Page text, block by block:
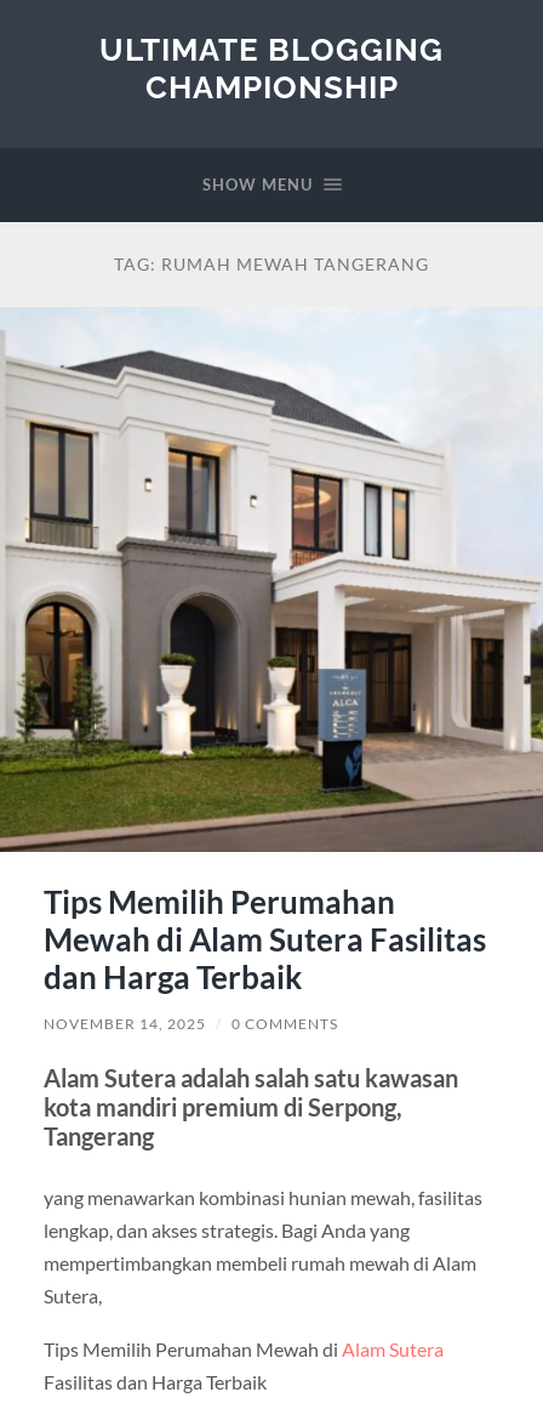
ULTIMATE BLOGGING
CHAMPIONSHIP
SHOW MENU
TAG: RUMAH MEWAH TANGERANG
Tips Memilih Perumahan
Mewah di Alam Sutera Fasilitas
dan Harga Terbaik
NOVEMBER 14, 2025 / 0 COMMENTS
Alam Sutera adalah salah satu kawasan
kota mandiri premium di Serpong,
Tangerang
yang menawarkan kombinasi hunian mewah, fasilitas
lengkap, dan akses strategis. Bagi Anda yang
mempertimbangkan membeli rumah mewah di Alam
Sutera,
Tips Memilih Perumahan Mewah di Alam Sutera
Fasilitas dan Harga Terbaik